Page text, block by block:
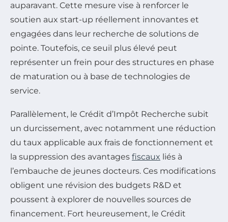
auparavant. Cette mesure vise à renforcer le
soutien aux start-up réellement innovantes et
engagées dans leur recherche de solutions de
pointe. Toutefois, ce seuil plus élevé peut
représenter un frein pour des structures en phase
de maturation ou à base de technologies de
service.
Parallèlement, le Crédit d’Impôt Recherche subit
un durcissement, avec notamment une réduction
du taux applicable aux frais de fonctionnement et
la suppression des avantages fiscaux liés à
l’embauche de jeunes docteurs. Ces modifications
obligent une révision des budgets R&D et
poussent à explorer de nouvelles sources de
financement. Fort heureusement, le Crédit